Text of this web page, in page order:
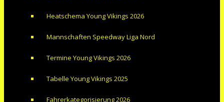
Heatschema Young Vikings 2026
Mannschaften Speedway Liga Nord
Termine Young Vikings 2026
Tabelle Young Vikings 2025
Fahrerkategorisierung 2026